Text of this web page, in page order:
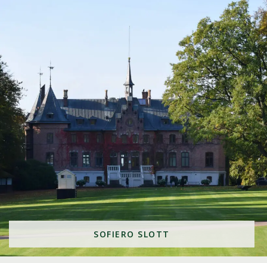
SOFIERO SLOTT